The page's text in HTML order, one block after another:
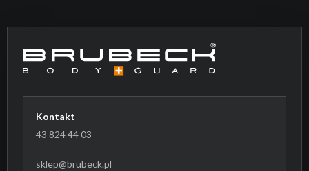
Kontakt
43 824 44 03
sklep@brubeck.pl